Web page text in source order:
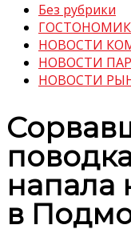
Без рубрики
НОВОСТИ
НОВОСТИ
НОВОСТИ
напала
в